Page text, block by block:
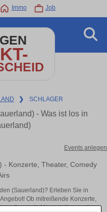
Immo Job
❯ SCHLAGER
- Was ist los in
Events anlegen
- Konzerte, Theater, Comedy
(Sauerland)? Erleben Sie in
Ob mitreißende Konzerte,
aufregende Veranstaltungen in